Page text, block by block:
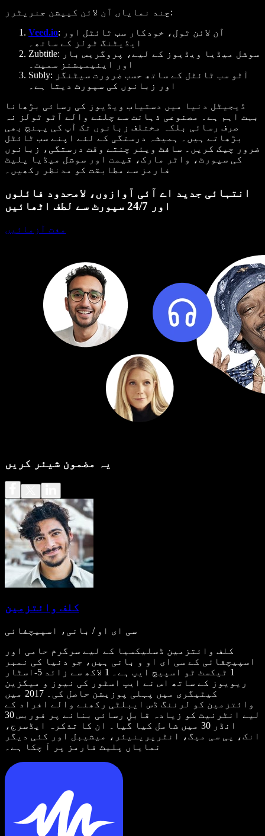
چند نمایاں آن لائن کیپشن جنریٹرز:
Veed.io:
ایڈیٹنگ ٹولز کے ساتھ۔
Zubtitle:
اور اینیمیشنز سمیت۔
Subly:
اور زبانوں کی سپورٹ دیتا ہے۔
ڈیجیٹل دنیا میں دستیاب ویڈیوز کی رسائی بڑھانا
بہت اہم ہے۔ مصنوعی ذہانت سے چلنے والے آٹو ٹولز نہ
صرف رسائی بلکہ مختلف زبانوں تک آپ کی پہنچ بھی
بڑھاتے ہیں۔ ہمیشہ درستگی کے لئے اپنے سب ٹائٹل
ضرور چیک کریں۔ سافٹ ویئر چنتے وقت درستگی، زبانوں
کی سپورٹ، واٹر مارک، قیمت اور سوشل میڈیا پلیٹ
فارمز سے مطابقت کو مدنظر رکھیں۔
انتہائی جدید اے آئی آوازوں، لامحدود فائلوں
اور 24/7 سپورٹ سے لطف اٹھائیں
مفت آزمائیں
یہ مضمون شیئر کریں
کلف وائتزمین
سی ای او / بانی، اسپیچفائی
کلف وائتزمین ڈسلیکسیا کے لیے سرگرم حامی اور
اسپیچفائی کے سی ای او و بانی ہیں، جو دنیا کی نمبر
1 ٹیکسٹ ٹو اسپیچ ایپ ہے۔ 1 لاکھ سے زائد 5-اسٹار
ریویوز کے ساتھ اس نے ایپ اسٹور کی نیوز و میگزین
کیٹیگری میں پہلی پوزیشن حاصل کی۔ 2017 میں
وائتزمین کو لرننگ ڈس ایبلٹی رکھنے والے افراد کے
لیے انٹرنیٹ کو زیادہ قابلِ رسائی بنانے پر فوربس 30
انڈر 30 میں شامل کیا گیا۔ ان کا تذکرہ ایڈسرج،
انک، پی سی میگ، انٹرپرینیئر، میشیبل اور کئی دیگر
نمایاں پلیٹ فارمز پر آ چکا ہے۔